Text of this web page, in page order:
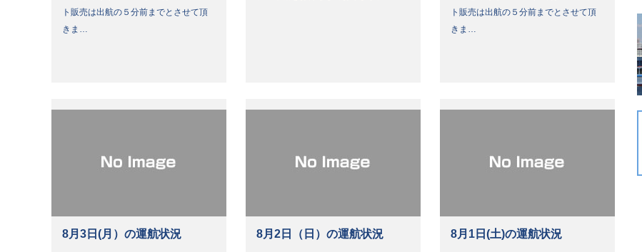
ト販売は出航の５分前までとさせて頂
きま…
ト販売は出航の５分前までとさせて頂
きま…
8月3日(月）の運航状況 8月2日（日）の運航状況 8月1日(土)の運航状況